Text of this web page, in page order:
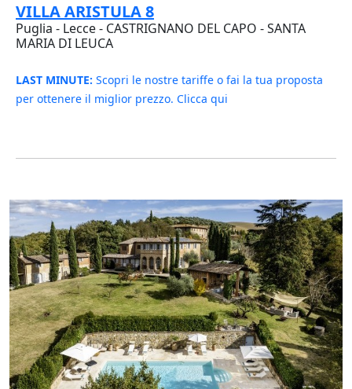
VILLA ARISTULA 8
Puglia - Lecce - CASTRIGNANO DEL CAPO - SANTA
MARIA DI LEUCA
LAST MINUTE: Scopri le nostre tariffe o fai la tua proposta
per ottenere il miglior prezzo. Clicca qui